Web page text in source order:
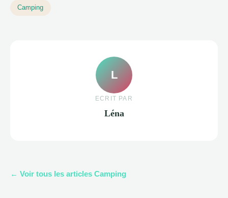
Camping
L
ECRIT PAR
Léna
← Voir tous les articles Camping